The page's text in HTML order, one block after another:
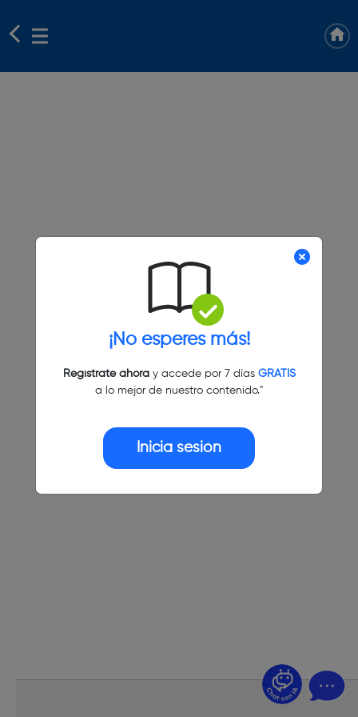
¡No esperes más!
Regístrate ahoray accede por 7 días GRATIS
a lo mejor de nuestro contenido."
Inicia sesión